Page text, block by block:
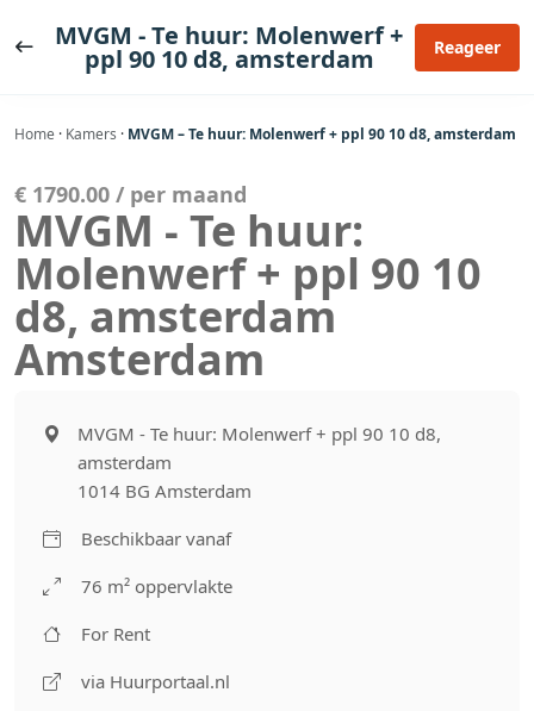
naar
MVGM - Te huur: Molenwerf +
ppl 90 10 d8, amsterdam Reageer
Home · Kamers · MVGM – Te huur: Molenwerf + ppl 90 10 d8, amsterdam
€ 1790.00 / per maand
MVGM - Te huur:
Molenwerf + ppl 90 10
d8, amsterdam
Amsterdam
MVGM - Te huur: Molenwerf + ppl 90 10 d8,
amsterdam
1014 BG Amsterdam
Beschikbaar vanaf
76 m² oppervlakte
For Rent
via Huurportaal.nl